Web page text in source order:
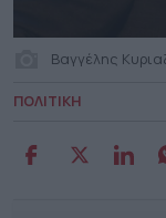
Βαγγέλης
ΠΟΛΙΤΙΚΗ